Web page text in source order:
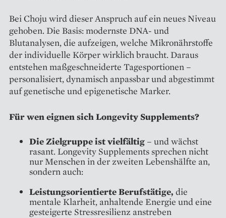
Bei Choju wird dieser Anspruch auf ein neues Niveau
gehoben. Die Basis: modernste DNA- und
Blutanalysen, die aufzeigen, welche Mikronährstoffe
der individuelle Körper wirklich braucht. Daraus
entstehen maßgeschneiderte Tagesportionen –
personalisiert, dynamisch anpassbar und abgestimmt
auf genetische und epigenetische Marker.
Für wen eignen sich Longevity Supplements?
Die Zielgruppe ist vielfältig – und wächst
rasant. Longevity Supplements sprechen nicht
nur Menschen in der zweiten Lebenshälfte an,
sondern auch:
Leistungsorientierte Berufstätige, die
mentale Klarheit, anhaltende Energie und eine
gesteigerte Stressresilienz anstreben